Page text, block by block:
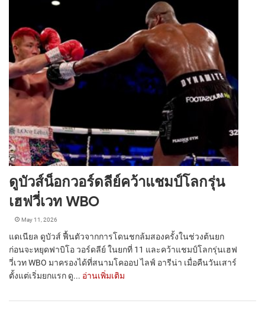
ดูบัวส์น็อกวอร์ดลีย์คว้าแชมป์โลกรุ่น
เฮฟวี่เวท WBO
May 11, 2026
แดเนียล ดูบัวส์ ฟื้นตัวจากการโดนชกล้มสองครั้งในช่วงต้นยก
ก่อนจะหยุดฟาบิโอ วอร์ดลีย์ ในยกที่ 11 และคว้าแชมป์โลกรุ่นเฮฟ
วี่เวท WBO มาครองได้ที่สนามโคออป ไลฟ์ อารีน่า เมื่อคืนวันเสาร์
ตั้งแต่เริ่มยกแรก ดู... อ่านเพิ่มเติม